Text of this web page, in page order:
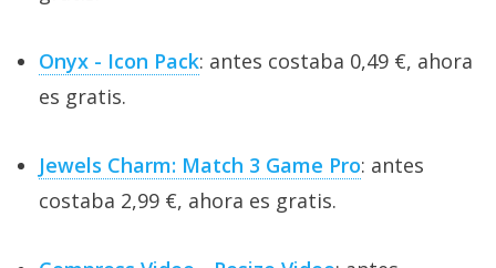
Onyx - Icon Pack: antes costaba 0,49 €, ahora
es gratis.
Jewels Charm: Match 3 Game Pro: antes
costaba 2,99 €, ahora es gratis.